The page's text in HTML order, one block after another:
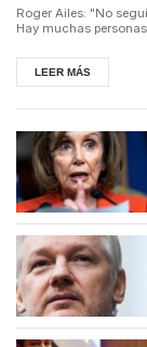
Roger Ailes: "No
Hay muchas
LEER MÁS